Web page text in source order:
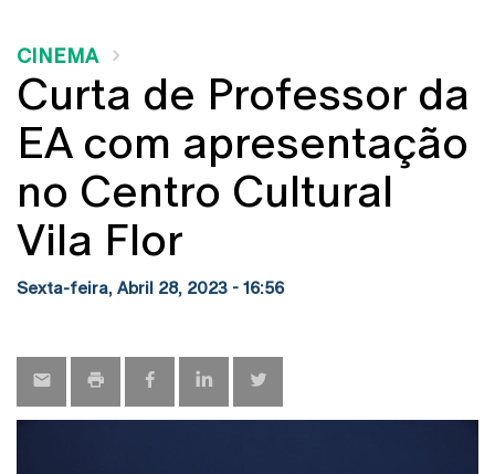
CINEMA
Curta de Professor da
EA com apresentação
no Centro Cultural
Vila Flor
Sexta-feira, Abril 28, 2023 - 16:56